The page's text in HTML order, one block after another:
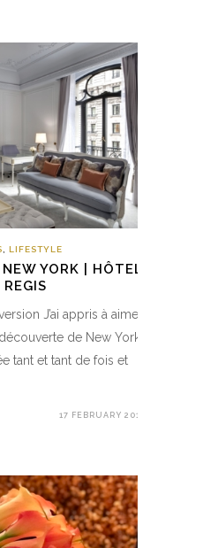
, LIFESTYLE
YORK | HÔTEL
J’ai appris à aimer
de New York à
tant et tant de fois et
17 FEBRUARY 2018